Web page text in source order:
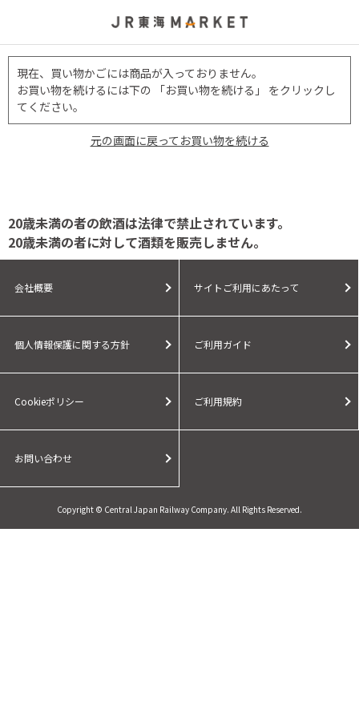
現在、買い物かごには商品が入っておりません。
お買い物を続けるには下の 「お買い物を続ける」 をクリックし
てください。
元の画面に戻ってお買い物を続ける
20歳未満の者の飲酒は法律で禁止されています。
20歳未満の者に対して酒類を販売しません。
会社概要 サイトご利用にあたって
個人情報保護に関する方針 ご利用ガイド
Cookieポリシー ご利用規約
お問い合わせ
Copyright © Central Japan Railway Company. All Rights Reserved.